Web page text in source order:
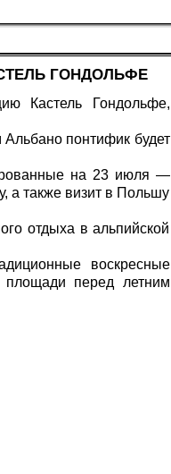
ГОНДОЛЬФЕ
Кастель Гондольфе,
понтифик будет
на 23 июля —
а также визит в Польшу
отдыха в альпийской
воскресные
площади перед летним